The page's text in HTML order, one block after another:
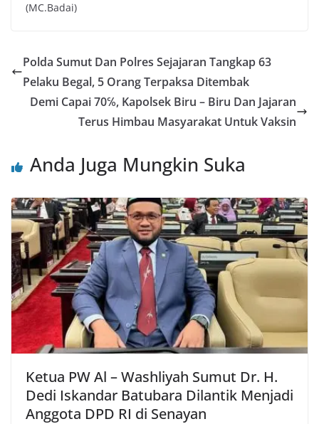
(MC.Badai)
Polda Sumut Dan Polres Sejajaran Tangkap 63
Pelaku Begal, 5 Orang Terpaksa Ditembak
Demi Capai 70℅, Kapolsek Biru – Biru Dan Jajaran
Terus Himbau Masyarakat Untuk Vaksin
Anda Juga Mungkin Suka
Ketua PW Al – Washliyah Sumut Dr. H.
Dedi Iskandar Batubara Dilantik Menjadi
Anggota DPD RI di Senayan